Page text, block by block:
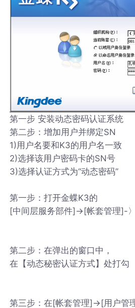
第一步 安装动态密码认证系统
第二步：增加用户并绑定SN
1)用户名要和K3的用户名一致
2)选择该用户密码卡的SN号
3)选择认证方式为“动态密码”
第一步：打开金蝶K3的
[中间层服务部件]->[帐套管理]-
第二步：在弹出的窗口中，
在【动态秘密认证方式】处打勾
第三步：在[帐套管理]->[用户管